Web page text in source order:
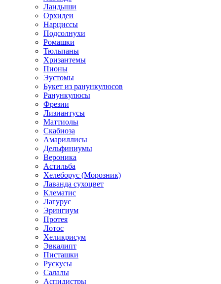
Ландыши
Орхидеи
Нарциссы
Подсолнухи
Ромашки
Тюльпаны
Хризантемы
Пионы
Эустомы
Букет из ранункулюсов
Ранункулюсы
Фрезии
Лизиантусы
Маттиолы
Скабиоза
Амариллисы
Дельфиниумы
Вероника
Астильба
Хелеборус (Морозник)
Лаванда сухоцвет
Клематис
Лагурус
Эрингиум
Протея
Лотос
Хеликрисум
Эвкалипт
Писташки
Рускусы
Салалы
Аспидистры